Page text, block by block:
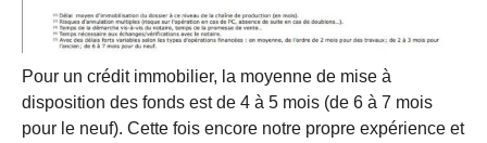
Pour un crédit immobilier, la moyenne de mise à
disposition des fonds est de 4 à 5 mois (de 6 à 7 mois
pour le neuf). Cette fois encore notre propre expérience et